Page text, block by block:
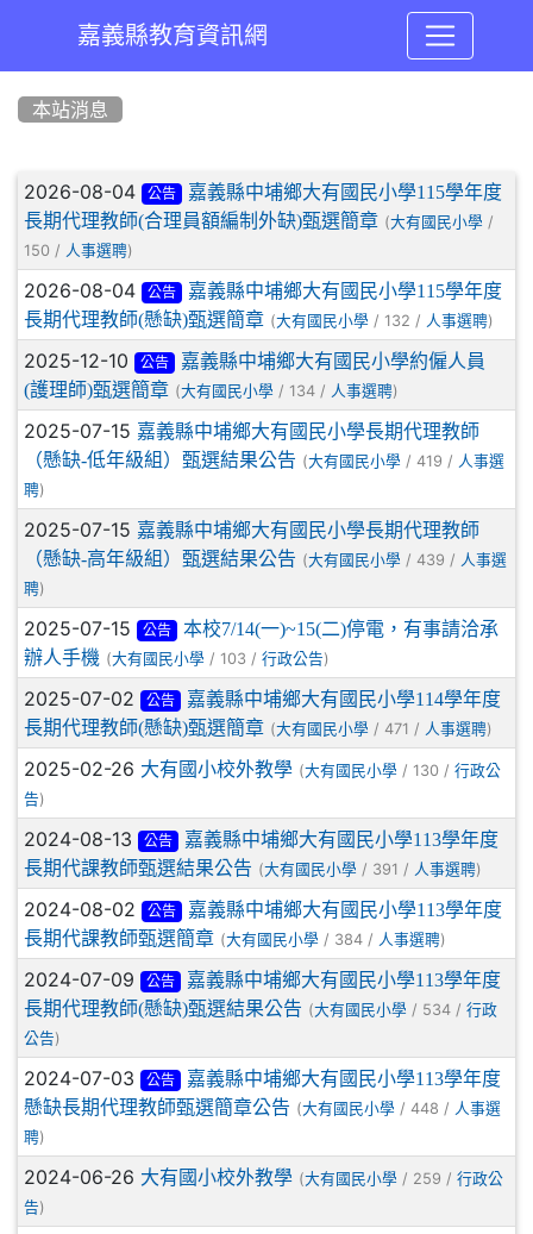
嘉義縣教育資訊網
本站消息
文章列表
2026-08-04 公告
嘉義縣中埔鄉大有國民小學115學年度
長期代理教師(合理員額編制外缺)甄選簡章 (大有國民小學 /
150 / 人事選聘)
2026-08-04 公告
嘉義縣中埔鄉大有國民小學115學年度
長期代理教師(懸缺)甄選簡章 (大有國民小學 / 132 / 人事選聘)
2025-12-10 公告
嘉義縣中埔鄉大有國民小學約僱人員
(護理師)甄選簡章 (大有國民小學 / 134 / 人事選聘)
2025-07-15 嘉義縣中埔鄉大有國民小學長期代理教師
（懸缺-低年級組）甄選結果公告 (大有國民小學 / 419 / 人事選
聘)
2025-07-15 嘉義縣中埔鄉大有國民小學長期代理教師
（懸缺-高年級組）甄選結果公告 (大有國民小學 / 439 / 人事選
聘)
2025-07-15 公告
本校7/14(一)~15(二)停電，有事請洽承
辦人手機 (大有國民小學 / 103 / 行政公告)
2025-07-02 公告
嘉義縣中埔鄉大有國民小學114學年度
長期代理教師(懸缺)甄選簡章 (大有國民小學 / 471 / 人事選聘)
2025-02-26 大有國小校外教學 (大有國民小學 / 130 / 行政公
告)
2024-08-13 公告
嘉義縣中埔鄉大有國民小學113學年度
長期代課教師甄選結果公告 (大有國民小學 / 391 / 人事選聘)
2024-08-02 公告
嘉義縣中埔鄉大有國民小學113學年度
長期代課教師甄選簡章 (大有國民小學 / 384 / 人事選聘)
2024-07-09 公告
嘉義縣中埔鄉大有國民小學113學年度
長期代理教師(懸缺)甄選結果公告 (大有國民小學 / 534 / 行政
公告)
2024-07-03 公告
嘉義縣中埔鄉大有國民小學113學年度
懸缺長期代理教師甄選簡章公告 (大有國民小學 / 448 / 人事選
聘)
2024-06-26 大有國小校外教學 (大有國民小學 / 259 / 行政公
告)